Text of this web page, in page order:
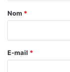
a
r
e
Nom *
E-mail *